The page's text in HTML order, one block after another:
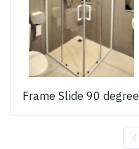
Frame Slide 90 degree